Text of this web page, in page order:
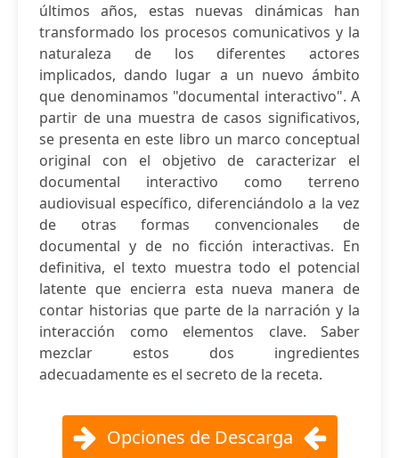
últimos años, estas nuevas dinámicas han
transformado los procesos comunicativos y la
naturaleza de los diferentes actores
implicados, dando lugar a un nuevo ámbito
que denominamos "documental interactivo". A
partir de una muestra de casos significativos,
se presenta en este libro un marco conceptual
original con el objetivo de caracterizar el
documental interactivo como terreno
audiovisual específico, diferenciándolo a la vez
de otras formas convencionales de
documental y de no ficción interactivas. En
definitiva, el texto muestra todo el potencial
latente que encierra esta nueva manera de
contar historias que parte de la narración y la
interacción como elementos clave. Saber
mezclar estos dos ingredientes
adecuadamente es el secreto de la receta.
Opciones de Descarga